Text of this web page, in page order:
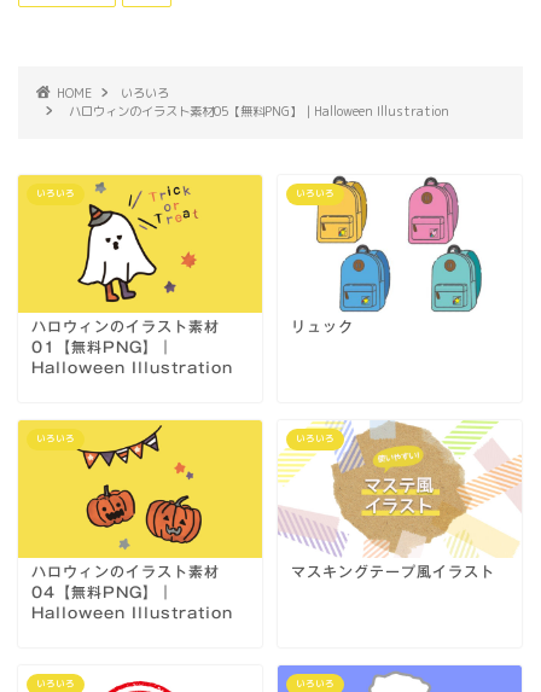
HOME
いろいろ
ハロウィンのイラスト素材05【無料PNG】｜Halloween Illustration
いろいろ
ハロウィンのイラスト素材
01【無料PNG】｜
Halloween Illustration
いろいろ
リュック
いろいろ
ハロウィンのイラスト素材
04【無料PNG】｜
Halloween Illustration
いろいろ
マスキングテープ風イラスト
いろいろ いろいろ